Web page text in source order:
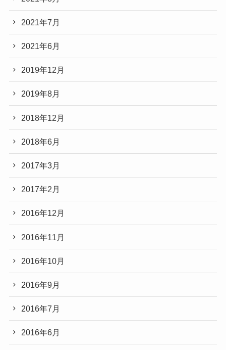
2021年7月
2021年6月
2019年12月
2019年8月
2018年12月
2018年6月
2017年3月
2017年2月
2016年12月
2016年11月
2016年10月
2016年9月
2016年7月
2016年6月